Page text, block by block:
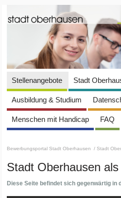
Stellenangebote Stadt
Ausbildung & Studium
Menschen mit Handicap
FAQ
Bewerbungsportal Stadt Oberhausen / Stadt
Stadt Oberhausen
Diese Seite befindet sich gegenwärtig in